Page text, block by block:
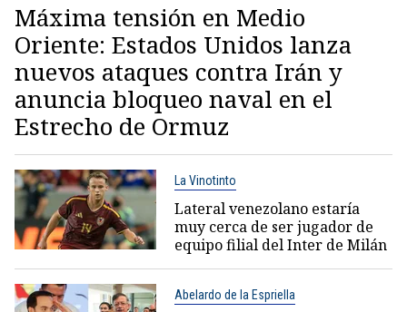
Máxima tensión en Medio
Oriente: Estados Unidos lanza
nuevos ataques contra Irán y
anuncia bloqueo naval en el
Estrecho de Ormuz
La Vinotinto
Lateral venezolano estaría
muy cerca de ser jugador de
equipo filial del Inter de Milán
Abelardo de la Espriella